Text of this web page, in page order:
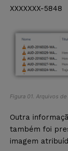
XXXXXXX-5848
Figura 01. Arquivos
Outra
também foi
imagem